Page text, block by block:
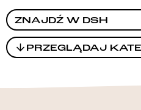
PRZEGLĄDAJ
WARSZAWSKI FUNDUSZ